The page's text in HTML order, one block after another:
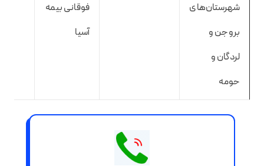
شهرستان‌های
بروجن و
لردگان و
حومه
فوقانی بیمه
آسیا